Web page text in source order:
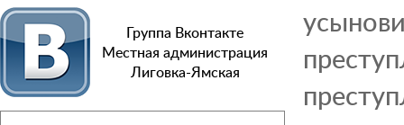
Группа Вконтакте
Местная администрация
Лиговка-Ямская